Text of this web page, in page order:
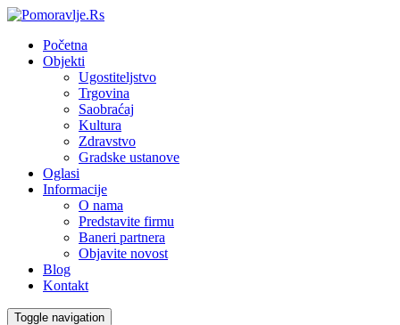
Početna
Objekti
Ugostiteljstvo
Trgovina
Saobraćaj
Kultura
Zdravstvo
Gradske ustanove
Oglasi
Informacije
O nama
Predstavite firmu
Baneri partnera
Objavite novost
Blog
Kontakt
Toggle navigation